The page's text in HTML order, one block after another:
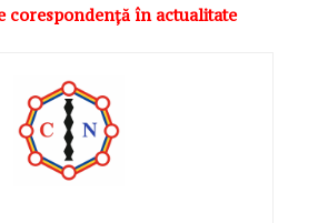
corespondență în actualitate